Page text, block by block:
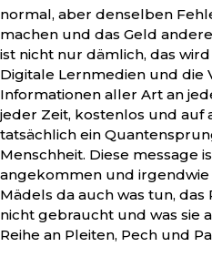
normal, aber denselben
machen und das Geld
ist nicht nur dämlich, das
Digitale Lernmedien und die
Informationen aller Art an
jeder Zeit, kostenlos und auf
tatsächlich ein
Menschheit. Diese message
angekommen und
Mädels da auch was tun,
nicht gebraucht und was sie
Reihe an Pleiten, Pech und